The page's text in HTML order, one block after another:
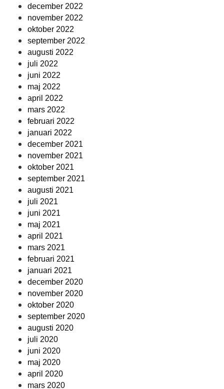
december 2022
november 2022
oktober 2022
september 2022
augusti 2022
juli 2022
juni 2022
maj 2022
april 2022
mars 2022
februari 2022
januari 2022
december 2021
november 2021
oktober 2021
september 2021
augusti 2021
juli 2021
juni 2021
maj 2021
april 2021
mars 2021
februari 2021
januari 2021
december 2020
november 2020
oktober 2020
september 2020
augusti 2020
juli 2020
juni 2020
maj 2020
april 2020
mars 2020